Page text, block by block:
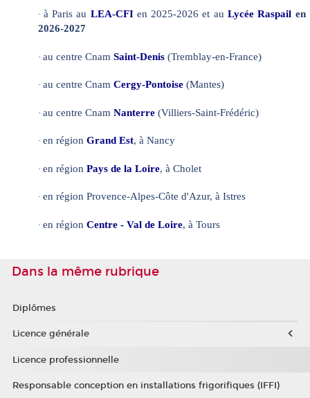
· à Paris au LEA-CFIen 2025-2026 et au Lycée Raspail en
2026-2027
· au centre Cnam Saint-Denis(Tremblay-en-France)
· au centre Cnam Cergy-Pontoise (Mantes)
· au centre Cnam Nanterre(Villiers-Saint-Frédéric)
· en région Grand Est, à Nancy
· en région Pays de la Loire, à Cholet
· en région Provence-Alpes-Côte d'Azur, à Istres
· en région Centre - Val de Loire, à Tours
Dans la même rubrique
Diplômes
Licence générale
Licence professionnelle
Responsable conception en installations frigorifiques (IFFI)